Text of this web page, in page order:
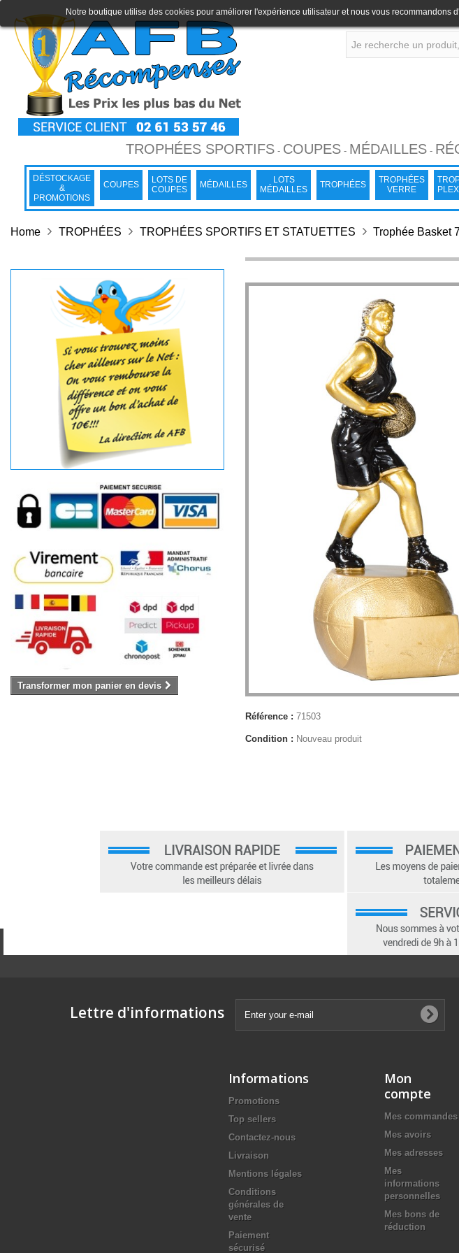
TROPHÉES SPORTIFS- COUPES- MÉDAILLES-
DÉSTOCKAGE
&
PROMOTIONS
COUPES
LOTS DE
COUPES
MÉDAILLES
LOTS
MÉDAILLES
TROPHÉES
TROPHÉES
VERRE
Notre boutique utilise des cookies pour améliorer l'expérience utilisateur et nous vous
Home TROPHÉES TROPHÉES SPORTIFS ET STATUETTES Trophée Basket
Transformer mon panier en devis
Référence : 71503
Condition : Nouveau produit
Lettre d'informations
Informations
Promotions
Top sellers
Contactez-nous
Livraison
Mentions légales
Conditions
générales de
vente
Paiement
sécurisé
Mon
compte
Mes commandes
Mes avoirs
Mes adresses
Mes
informations
personnelles
Mes bons de
réduction